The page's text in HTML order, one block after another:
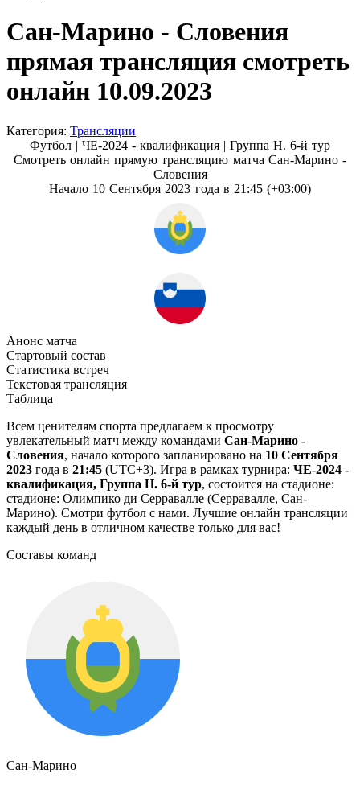
Сан-Марино - Словения
прямая трансляция смотреть
онлайн 10.09.2023
Категория: Трансляции
Футбол | ЧЕ-2024 - квалификация |Группа H. 6-й тур
Смотреть онлайн прямую трансляцию матча Сан-Марино -
Словения
Начало 10 Сентября 2023 года в 21:45 (+03:00)
Анонс матча
Стартовый состав
Статистика встреч
Текстовая трансляция
Таблица
Всем ценителям спорта предлагаем к просмотру
увлекательный матч между командами Сан-Марино -
Словения, начало которого запланировано на 10 Сентября
2023 года в 21:45 (UTC+3). Игра в рамках турнира: ЧЕ-2024 -
квалификация, Группа H. 6-й тур, состоится на стадионе:
стадионе: Олимпико ди Серравалле (Серравалле, Сан-
Марино). Смотри футбол с нами. Лучшие онлайн трансляции
каждый день в отличном качестве только для вас!
Составы команд
Сан-Марино